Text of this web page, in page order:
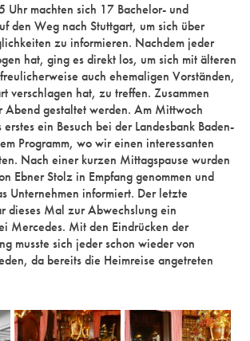
Uhr machten sich 17 Bachelor- und
den Weg nach Stuttgart, um sich über
zu informieren. Nachdem jeder
hat, ging es direkt los, um sich mit älteren
auch ehemaligen Vorständen,
verschlagen hat, zu treffen. Zusammen
Abend gestaltet werden. Am Mittwoch
ein Besuch bei der Landesbank Baden-
Programm, wo wir einen interessanten
Nach einer kurzen Mittagspause wurden
Ebner Stolz in Empfang genommen und
Unternehmen informiert. Der letzte
dieses Mal zur Abwechslung ein
Mercedes. Mit den Eindrücken der
musste sich jeder schon wieder von
da bereits die Heimreise angetreten